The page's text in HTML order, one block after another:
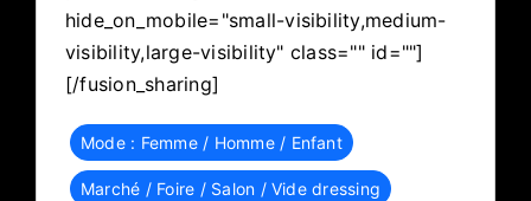
hide_on_mobile="small-visibility,medium-
visibility,large-visibility" class="" id=""]
[/fusion_sharing]
Mode : Femme / Homme / Enfant
Marché / Foire / Salon / Vide dressing